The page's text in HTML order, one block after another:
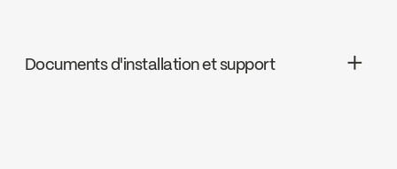
Documents d'installation et support